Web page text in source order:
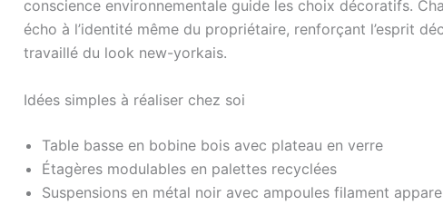
conscience environnementale guide les choix décoratifs.
écho à l’identité même du propriétaire, renforçant l’esprit
travaillé du look new-yorkais.
Idées simples à réaliser chez soi
Table basse en bobine bois avec plateau en verre
Étagères modulables en palettes recyclées
Suspensions en métal noir avec ampoules filament